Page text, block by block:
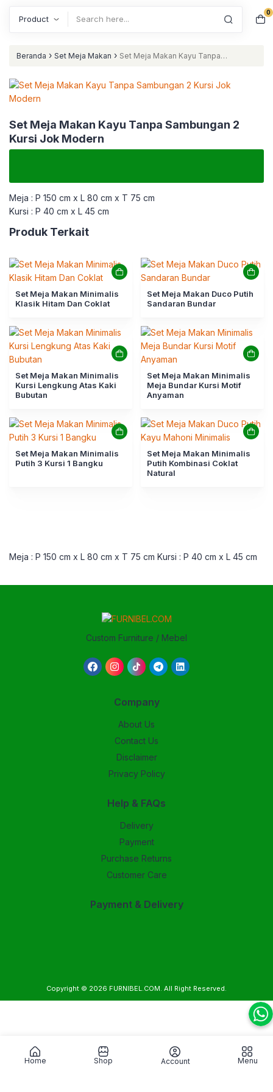
0
Beranda › Set Meja Makan › Set Meja Makan Kayu Tanpa
Set Meja Makan Kayu Tanpa Sambungan 2
Kursi Jok Modern
Meja : P 150 cm x L 80 cm x T 75 cm
Kursi : P 40 cm x L 45 cm
Produk Terkait
Set Meja Makan Minimalis
Klasik Hitam Dan Coklat
Set Meja Makan Duco Putih
Sandaran Bundar
Set Meja Makan Minimalis
Kursi Lengkung Atas Kaki
Bubutan
Set Meja Makan Minimalis
Meja Bundar Kursi Motif
Anyaman
Set Meja Makan Minimalis
Putih 3 Kursi 1 Bangku
Set Meja Makan Minimalis
Putih Kombinasi Coklat
Natural
Meja : P 150 cm x L 80 cm x T 75 cm Kursi : P 40 cm x L 45 cm
Custom Furniture / Mebel
Company
About Us
Contact Us
Disclaimer
Privacy Policy
Help & FAQs
Delivery
Payment
Purchase Returns
Customer Care
Payment & Delivery
Copyright © 2026 FURNIBEL.COM. All Right Reserved.
Home Shop Account Menu